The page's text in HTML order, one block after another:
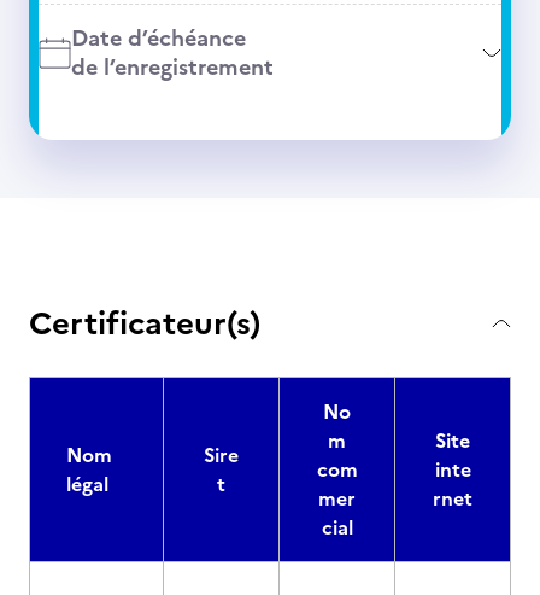
Date d’échéance
de l’enregistrement
Certificateur(s)
Nom
légal
Sire
t
No
m
com
mer
cial
Site
inte
rnet